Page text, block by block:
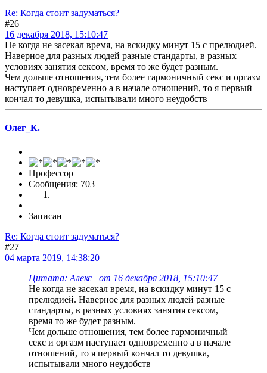
Re: Когда стоит задуматься?
#26
16 декабря 2018, 15:10:47
Не когда не засекал время, на вскидку минут 15 с прелюдией.
Наверное для разных людей разные стандарты, в разных
условиях занятия сексом, время то же будет разным.
Чем дольше отношения, тем более гармоничный секс и оргазм
наступает одновременно а в начале отношений, то я первый
кончал то девушка, испытывали много неудобств
Олег_К.
Профессор
Сообщения: 703
Записан
Re: Когда стоит задуматься?
#27
04 марта 2019, 14:38:20
Цитата: Алекс_ от 16 декабря 2018, 15:10:47
Не когда не засекал время, на вскидку минут 15 с
прелюдией. Наверное для разных людей разные
стандарты, в разных условиях занятия сексом,
время то же будет разным.
Чем дольше отношения, тем более гармоничный
секс и оргазм наступает одновременно а в начале
отношений, то я первый кончал то девушка,
испытывали много неудобств